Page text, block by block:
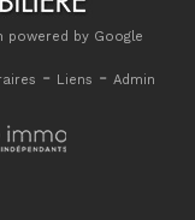
powered by Google
- Liens - Admin